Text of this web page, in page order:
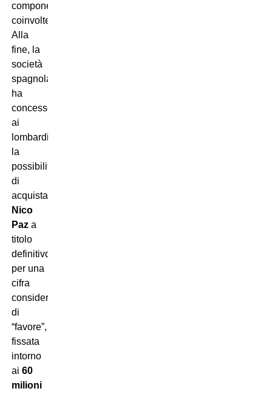
componenti
coinvolte.
Alla
fine, la
società
spagnola
ha
concesso
ai
lombardi
la
possibilità
di
acquistare
Nico
Paza
titolo
definitivo
per una
cifra
considerata
di
“favore”,
fissata
intorno
ai 60
milioni